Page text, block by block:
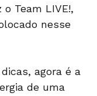
Team LIVE!,
nesse
agora é a
de uma